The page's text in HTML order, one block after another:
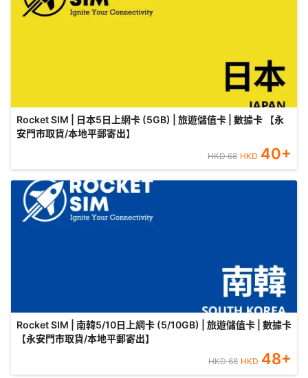
Rocket SIM | 日本5日上網卡 (5GB) | 旅遊儲值卡 | 數據卡 【永
安門市取貨/本地平郵寄出】
HKD68 HKD 40+
Rocket SIM | 南韓5/10日上網卡 (5/10GB) | 旅遊儲值卡 | 數據卡
【永安門市取貨/本地平郵寄出】
HKD68 HKD 48+